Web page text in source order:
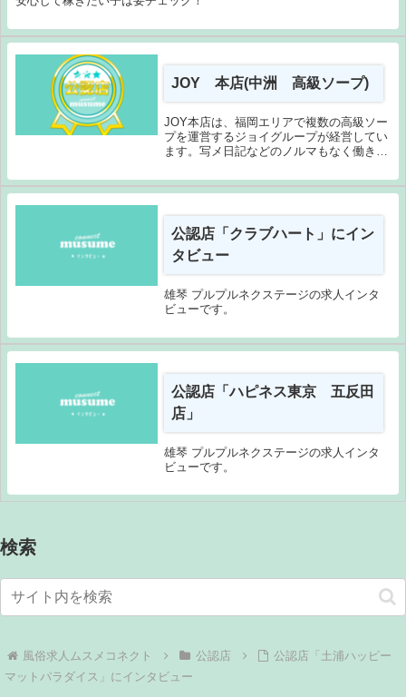
JOY 本店(中洲 高級ソープ)
JOY本店は、福岡エリアで複数の高級ソー
プを運営するジョイグループが経営してい
ます。写メ日記などのノルマもなく働きや
らしいという声が多かったです。性病検査
あり、面談などもきっちりと行われ、非常
公認店「クラブハート」にイン
タビュー
雄琴 プルプルネクステージの求人インタ
ビューです。
公認店「ハピネス東京 五反田
店」
雄琴 プルプルネクステージの求人インタ
ビューです。
検索
公認店
公認店「土浦ハッピー
マットパラダイス」にインタビュー